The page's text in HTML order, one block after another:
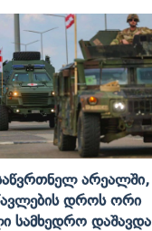
Არეალში,
Დროს Ორი
Სამხედრო Დაშავდა